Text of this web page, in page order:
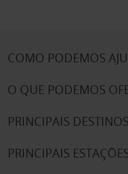
COMO PODEMOS
O QUE PODEMOS
PRINCIPAIS DESTINOS
PRINCIPAIS